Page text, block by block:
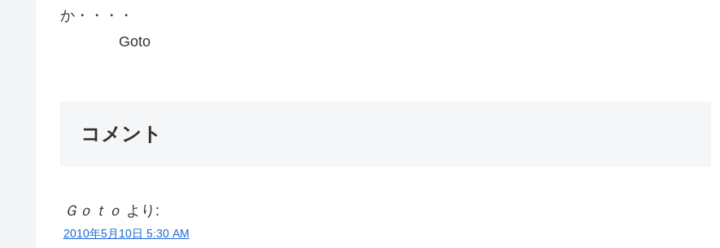
か・・・・
Goto
コメント
Ｇｏｔｏ より:
2010年5月10日 5:30 AM